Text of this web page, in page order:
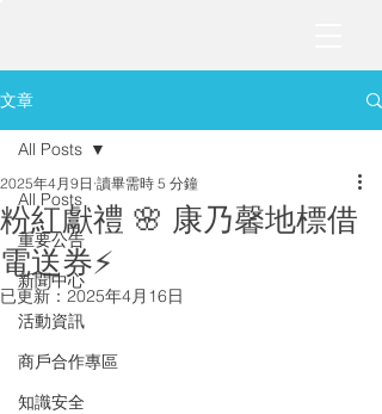
文章
All Posts
重要公告
新聞中心
活動資訊
商戶合作專區
知識安全
All Posts
粉紅獻禮 🌸 康乃馨地標借
電送券⚡️
2025年4月9日 讀畢需時 5 分鐘
已更新： 2025年4月16日